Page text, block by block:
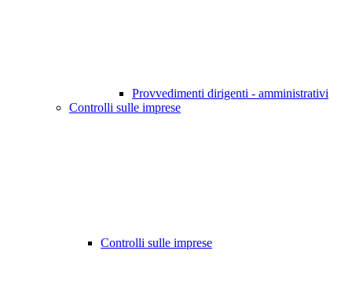
Provvedimenti dirigenti - amministrativi
Controlli sulle imprese
Controlli sulle imprese